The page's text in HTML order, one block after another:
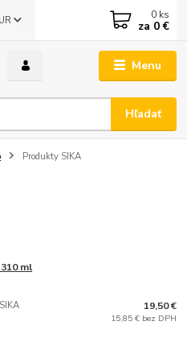
Menu
Hľadať
0 ks
za 0 €
Produkty SIKA
ml
19,50 €
15,85 € bez DPH